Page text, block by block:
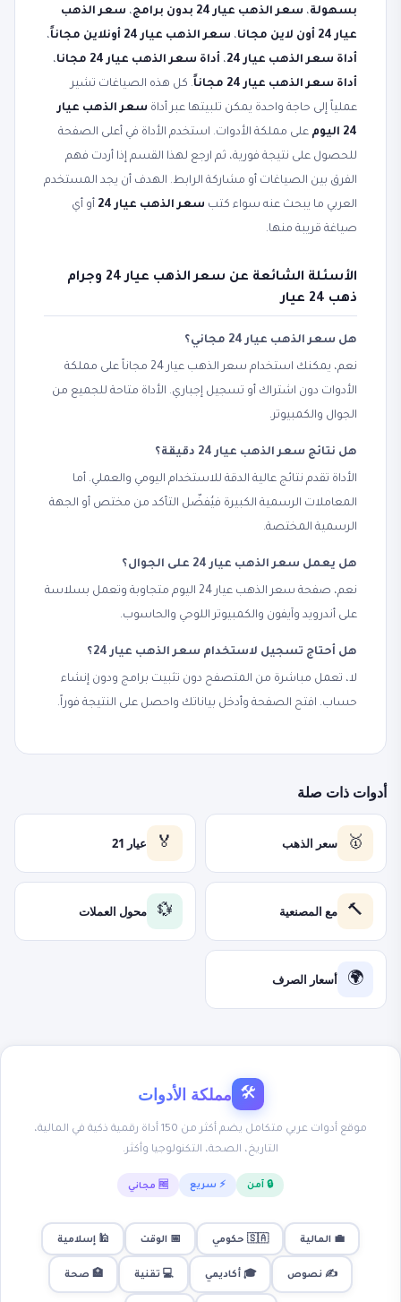
بسهولة، سعر الذهب عيار 24 بدون برامج ، سعر الذهب
عيار 24 أون لاين مجانا
، سعر الذهب عيار 24 أونلاين مجاناً
،
أداة سعر الذهب عيار 24
، أداة سعر الذهب عيار 24 مجانا
،
أداة سعر الذهب عيار 24 مجاناً
. كل هذه الصياغات تشير
عملياً إلى حاجة واحدة يمكن تلبيتها عبر أداة سعر الذهب عيار
24 اليوم
على مملكة الأدوات. استخدم الأداة في أعلى الصفحة
للحصول على نتيجة فورية، ثم ارجع لهذا القسم إذا أردت فهم
الفرق بين الصياغات أو مشاركة الرابط. الهدف أن يجد المستخدم
العربي ما يبحث عنه سواء كتب سعر الذهب عيار 24
أو أي
صياغة قريبة منها.
الأسئلة الشائعة عن سعر الذهب عيار 24 وجرام
ذهب 24 عيار
هل سعر الذهب عيار 24 مجاني؟
نعم، يمكنك استخدام سعر الذهب عيار 24 مجاناً على مملكة
الأدوات دون اشتراك أو تسجيل إجباري. الأداة متاحة للجميع من
الجوال والكمبيوتر.
هل نتائج سعر الذهب عيار 24 دقيقة؟
الأداة تقدم نتائج عالية الدقة للاستخدام اليومي والعملي. أما
المعاملات الرسمية الكبيرة فيُفضّل التأكد من مختص أو الجهة
الرسمية المختصة.
هل يعمل سعر الذهب عيار 24 على الجوال؟
نعم، صفحة سعر الذهب عيار 24 اليوم متجاوبة وتعمل بسلاسة
على أندرويد وآيفون والكمبيوتر اللوحي والحاسوب.
هل أحتاج تسجيل لاستخدام سعر الذهب عيار 24؟
لا، تعمل مباشرة من المتصفح دون تثبيت برامج ودون إنشاء
حساب. افتح الصفحة وأدخل بياناتك واحصل على النتيجة فوراً.
أدوات ذات صلة
🥇 سعر الذهب 🏅 عيار 21
🔨 مع المصنعية 💱 محول العملات
🌍 أسعار الصرف
🛠 مملكة الأدوات
موقع أدوات عربي متكامل يضم أكثر من 150 أداة رقمية ذكية في المالية،
التاريخ، الصحة، التكنولوجيا وأكثر.
🔒 آمن ⚡ سريع 🆓 مجاني
💼 المالية 🇸🇦 حكومي 📅 الوقت 🕌 إسلامية
✍️ نصوص 🎓 أكاديمي 💻 تقنية 🏥 صحة